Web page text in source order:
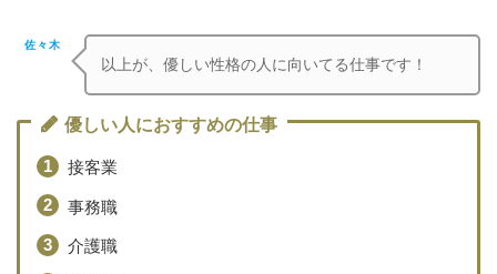
佐々木
以上が、優しい性格の人に向いてる仕事です！
優しい人におすすめの仕事
接客業
事務職
介護職